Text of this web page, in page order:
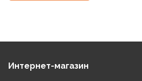
Интернет-магазин